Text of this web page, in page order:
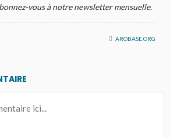
vous à notre newsletter mensuelle.
AROBASE.ORG